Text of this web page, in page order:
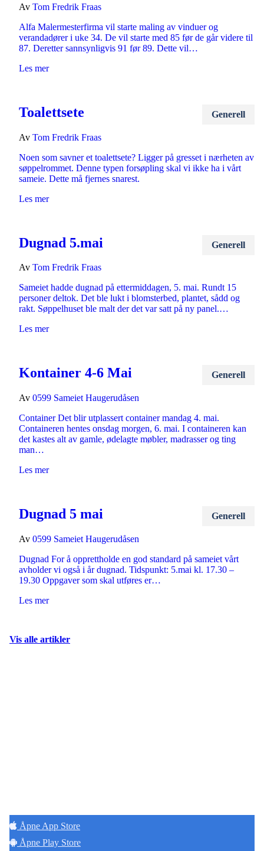
Av Tom Fredrik Fraas
Alfa Malermesterfirma vil starte maling av vinduer og
verandadører i uke 34. De vil starte med 85 før de går videre til
87. Deretter sannsynligvis 91 før 89. Dette vil…
Les mer
Generell
Toalettsete
Av Tom Fredrik Fraas
Noen som savner et toalettsete? Ligger på gresset i nærheten av
søppelrommet. Denne typen forsøpling skal vi ikke ha i vårt
sameie. Dette må fjernes snarest.
Les mer
Generell
Dugnad 5.mai
Av Tom Fredrik Fraas
Sameiet hadde dugnad på ettermiddagen, 5. mai. Rundt 15
personer deltok. Det ble lukt i blomsterbed, plantet, sådd og
rakt. Søppelhuset ble malt der det var satt på ny panel.…
Les mer
Generell
Kontainer 4-6 Mai
Av 0599 Sameiet Haugerudåsen
Container Det blir utplassert container mandag 4. mai.
Containeren hentes onsdag morgen, 6. mai. I containeren kan
det kastes alt av gamle, ødelagte møbler, madrasser og ting
man…
Les mer
Generell
Dugnad 5 mai
Av 0599 Sameiet Haugerudåsen
Dugnad For å opprettholde en god standard på sameiet vårt
avholder vi også i år dugnad. Tidspunkt: 5.mai kl. 17.30 –
19.30 Oppgaver som skal utføres er…
Les mer
Vis alle artikler
Åpne App Store
Åpne Play Store